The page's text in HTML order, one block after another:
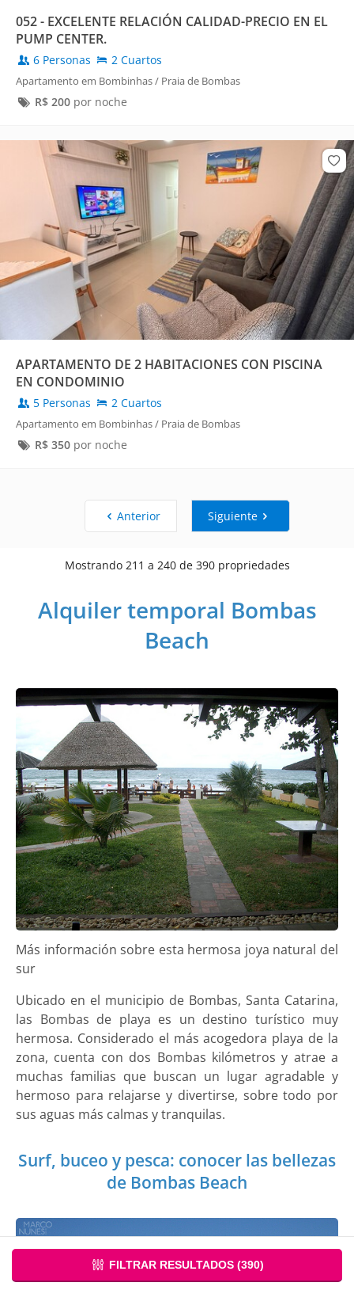
FILTRAR RESULTADOS (390)
052 - EXCELENTE RELACIÓN CALIDAD-PRECIO EN EL
PUMP CENTER.
6 Personas 2 Cuartos
Apartamento em Bombinhas / Praia de Bombas
R$ 200por noche
APARTAMENTO DE 2 HABITACIONES CON PISCINA
EN CONDOMINIO
5 Personas 2 Cuartos
Apartamento em Bombinhas / Praia de Bombas
R$ 350por noche
Anterior
Mostrando 211 a 240 de 390 propriedades
Siguiente
Alquiler temporal Bombas
Beach
Más información sobre esta hermosa joya natural del
sur
Ubicado en el municipio de Bombas, Santa Catarina,
las Bombas de playa es un destino turístico muy
hermosa. Considerado el más acogedora playa de la
zona, cuenta con dos Bombas kilómetros y atrae a
muchas familias que buscan un lugar agradable y
hermoso para relajarse y divertirse, sobre todo por
sus aguas más calmas y tranquilas.
Surf, buceo y pesca: conocer las bellezas
de Bombas Beach